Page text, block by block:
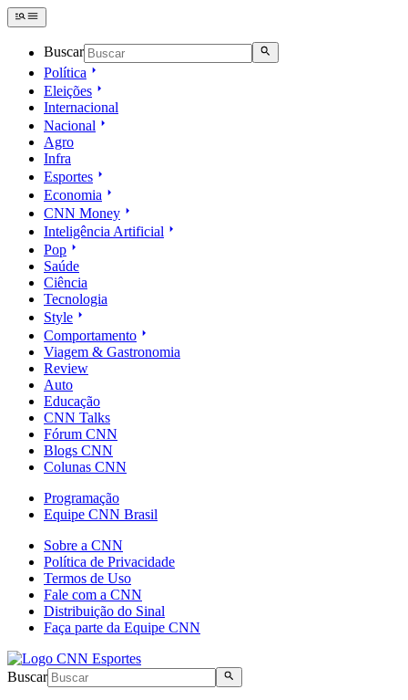
Buscar
Política
Eleições
Internacional
Nacional
Agro
Infra
Esportes
Economia
CNN Money
Inteligência Artificial
Pop
Saúde
Ciência
Tecnologia
Style
Comportamento
Viagem & Gastronomia
Review
Auto
Educação
CNN Talks
Fórum CNN
Blogs CNN
Colunas CNN
Programação
Equipe CNN Brasil
Sobre a CNN
Política de Privacidade
Termos de Uso
Fale com a CNN
Distribuição do Sinal
Faça parte da Equipe CNN
Buscar